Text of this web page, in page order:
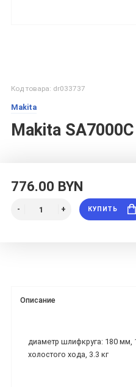
Код товара: dr033737
Makita
Makita SA7000C
776.00 BYN
КУПИТЬ
Описание
диаметр шлифкруга: 180 мм,
холостого хода, 3.3 кг